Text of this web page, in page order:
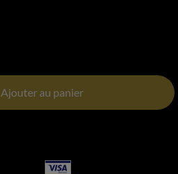
Ajouter au panier